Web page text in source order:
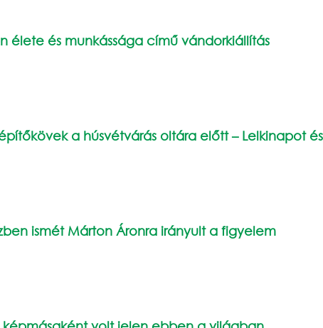
élete és munkássága című vándorkiállítás
a húsvétvárás oltára előtt – Lelkinapot
ismét Márton Áronra irányult a figyelem